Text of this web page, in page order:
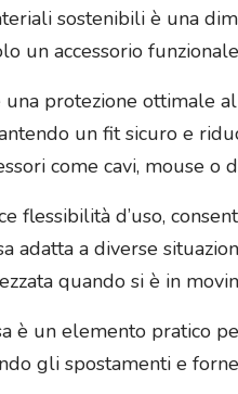
sostenibili è una
un accessorio
protezione ottimale
un fit sicuro e
come cavi, mouse o
flessibilità d’uso,
adatta a diverse
quando si è in
un elemento pratico
gli spostamenti e